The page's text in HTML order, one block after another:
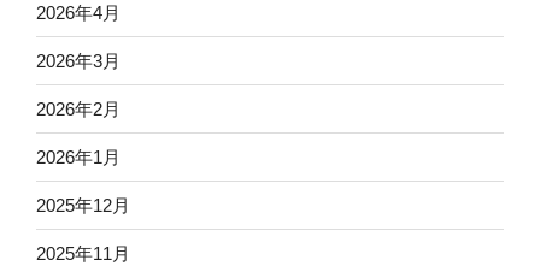
2026年4月
2026年3月
2026年2月
2026年1月
2025年12月
2025年11月